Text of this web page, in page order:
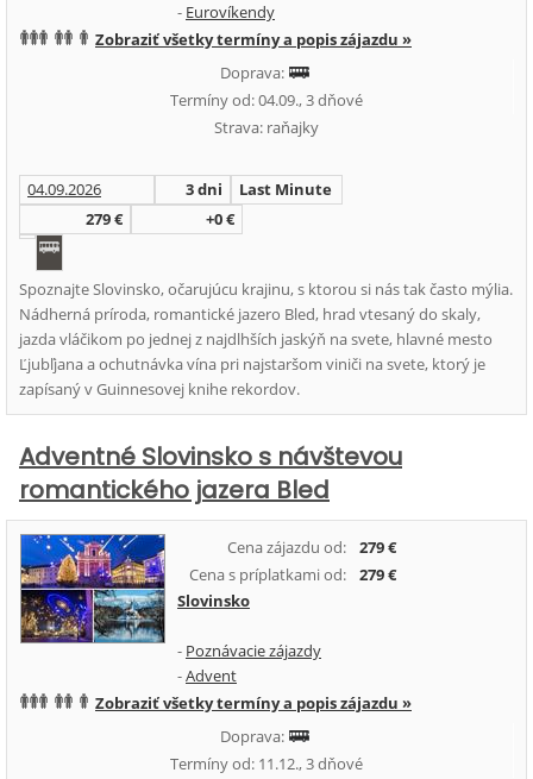
- Eurovíkendy
Zobraziť všetky termíny a popis zájazdu »
Doprava:
Termíny od: 04.09., 3 dňové
Strava: raňajky
04.09.2026 3 dni
Last Minute
279 €
+0 €
Spoznajte Slovinsko, očarujúcu krajinu, s ktorou si nás tak často mýlia.
Nádherná príroda, romantické jazero Bled, hrad vtesaný do skaly,
jazda vláčikom po jednej z najdlhších jaskýň na svete, hlavné mesto
Ľjubľjana a ochutnávka vína pri najstaršom viniči na svete, ktorý je
zapísaný v Guinnesovej knihe rekordov.
Adventné Slovinsko s návštevou
romantického jazera Bled
Cena zájazdu od:
279 €
Cena s príplatkami od:
279 €
Slovinsko
- Poznávacie zájazdy
-Advent
Zobraziť všetky termíny a popis zájazdu »
Doprava:
Termíny od: 11.12., 3 dňové